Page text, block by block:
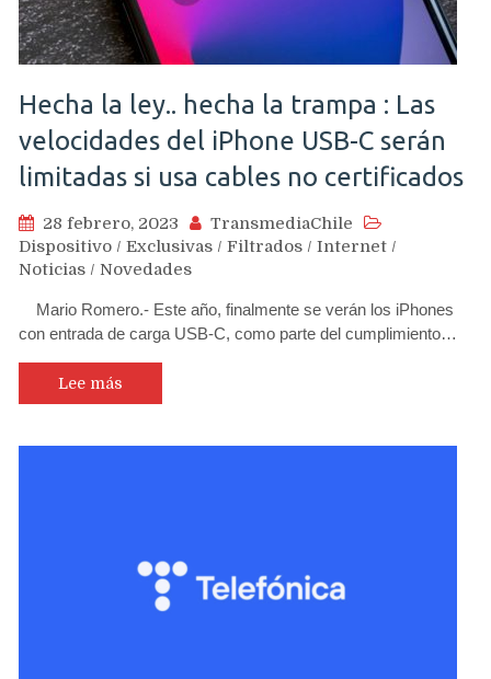
Hecha la ley.. hecha la trampa : Las
velocidades del iPhone USB-C serán
limitadas si usa cables no certificados
28 febrero, 2023
TransmediaChile
Dispositivo / Exclusivas / Filtrados / Internet /
Noticias / Novedades
Mario Romero.- Este año, finalmente se verán los iPhones
con entrada de carga USB-C, como parte del cumplimiento…
Lee más